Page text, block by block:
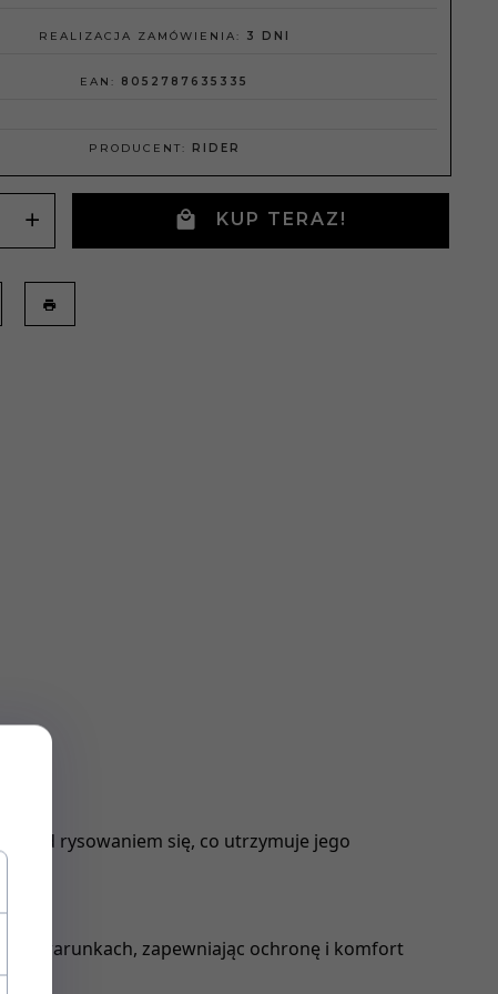
REALIZACJA ZAMÓWIENIA: 3 DNI
EAN: 8052787635335
PRODUCENT: RIDER
KUP TERAZ!
rysowaniem się, co utrzymuje jego
warunkach, zapewniając ochronę i komfort